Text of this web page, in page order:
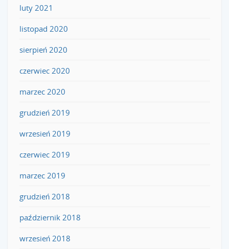
luty 2021
listopad 2020
sierpień 2020
czerwiec 2020
marzec 2020
grudzień 2019
wrzesień 2019
czerwiec 2019
marzec 2019
grudzień 2018
październik 2018
wrzesień 2018